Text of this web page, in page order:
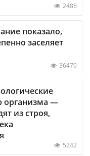
2486
показало,
заселяет
36470
организма —
из строя,
5242